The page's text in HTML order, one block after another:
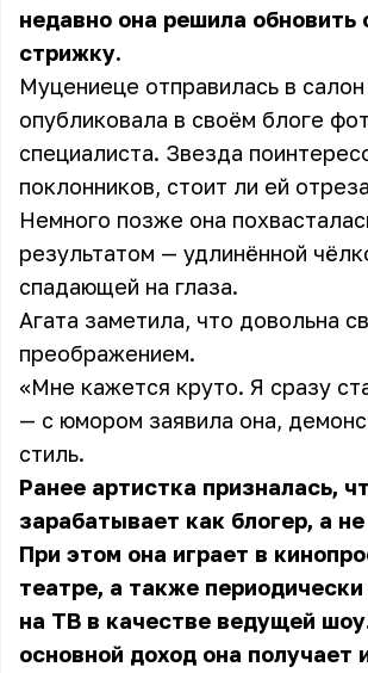
недавно она решила обновить
стрижку.
Муцениеце отправилась в
опубликовала в своём блоге
специалиста. Звезда
поклонников, стоит ли ей
Немного позже она
результатом — удлинённой
спадающей на глаза.
Агата заметила, что довольна
преображением.
«Мне кажется круто. Я сразу
— с юмором заявила она,
стиль.
Ранее артистка призналась,
зарабатывает как блогер, а
При этом она играет в
театре, а также
на ТВ в качестве ведущей
основной доход она получает